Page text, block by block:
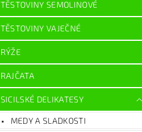
TĚSTOVINY SEMOLINOVÉ
TĚSTOVINY VAJEČNÉ
RÝŽE
RAJČATA
SICILSKÉ DELIKATESY
MEDY A SLADKOSTI